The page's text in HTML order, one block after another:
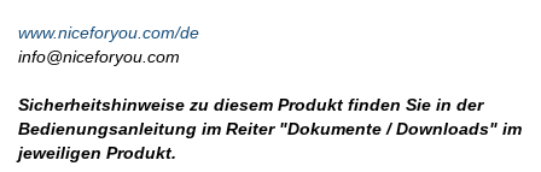
www.niceforyou.com/de
info@niceforyou.com
Sicherheitshinweise zu diesem Produkt finden Sie in der
Bedienungsanleitung im Reiter "Dokumente / Downloads" im
jeweiligen Produkt.